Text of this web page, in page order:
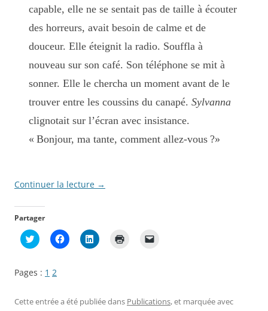
capable, elle ne se sentait pas de taille à écouter
des horreurs, avait besoin de calme et de
douceur. Elle éteignit la radio. Souffla à
nouveau sur son café. Son téléphone se mit à
sonner. Elle le chercha un moment avant de le
trouver entre les coussins du canapé. Sylvanna
clignotait sur l’écran avec insistance.
« Bonjour, ma tante, comment allez-vous ?»
Continuer la lecture →
Partager
C
l
u
e
o
u
C
l
o
u
C
l
o
u
o
u
o
u
Pages : 1 2
Cette entrée a été publiée dans Publications, et marquée avec